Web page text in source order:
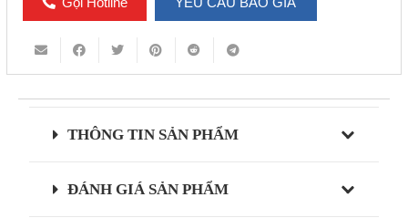
THÔNG TIN SẢN PHẨM
ĐÁNH GIÁ SẢN PHẨM